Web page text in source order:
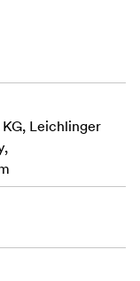
Leichlinger